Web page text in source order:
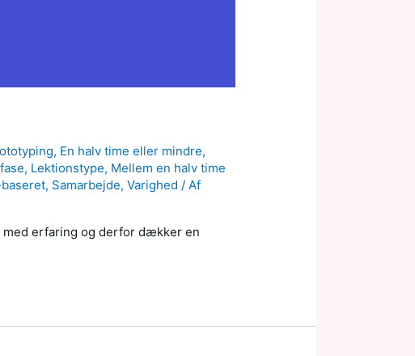
, En halv time eller mindre,
, Lektionstype, Mellem en halv time
, Samarbejde,Varighed / Af
erfaring og derfor dækker en